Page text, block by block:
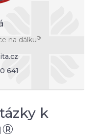
na dálku®
641
k